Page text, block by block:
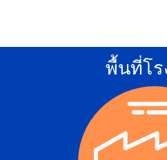
พื้นที่โร